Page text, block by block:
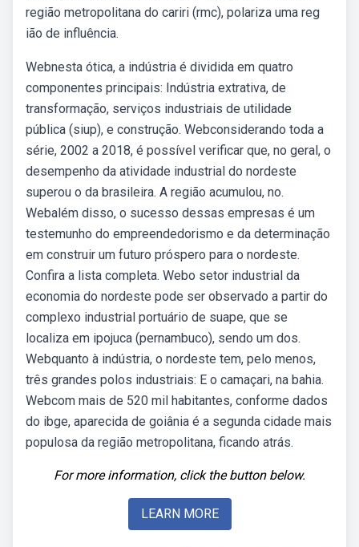
região metropolitana do cariri (rmc), polariza uma reg
ião de influência.
Webnesta ótica, a indústria é dividida em quatro
componentes principais: Indústria extrativa, de
transformação, serviços industriais de utilidade
pública (siup), e construção. Webconsiderando toda a
série, 2002 a 2018, é possível verificar que, no geral, o
desempenho da atividade industrial do nordeste
superou o da brasileira. A região acumulou, no.
Webalém disso, o sucesso dessas empresas é um
testemunho do empreendedorismo e da determinação
em construir um futuro próspero para o nordeste.
Confira a lista completa. Webo setor industrial da
economia do nordeste pode ser observado a partir do
complexo industrial portuário de suape, que se
localiza em ipojuca (pernambuco), sendo um dos.
Webquanto à indústria, o nordeste tem, pelo menos,
três grandes polos industriais: E o camaçari, na bahia.
Webcom mais de 520 mil habitantes, conforme dados
do ibge, aparecida de goiânia é a segunda cidade mais
populosa da região metropolitana, ficando atrás.
For more information, click the button below.
LEARN MORE